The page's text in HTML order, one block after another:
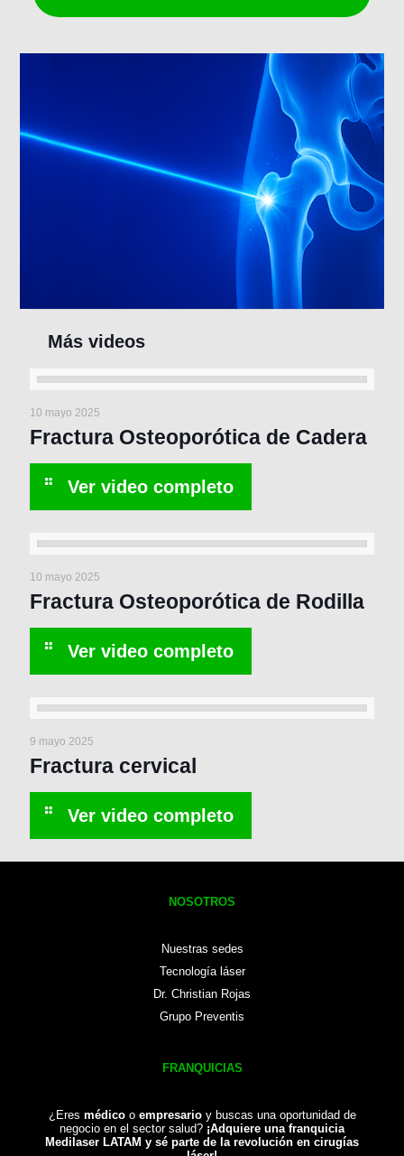
10 mayo 2025
Fractura Osteoporótica de Cadera
10 mayo 2025
Fractura Osteoporótica de Rodilla
9 mayo 2025
Fractura cervical
NOSOTROS
Nuestras sedes
Tecnología láser
Dr. Christian Rojas
Grupo Preventis
FRANQUICIAS
¿Eres médicoo empresarioy buscas una oportunidad de
negocio en el sector salud? ¡Adquiere una franquicia
Medilaser LATAM y sé parte de la revolución en cirugías